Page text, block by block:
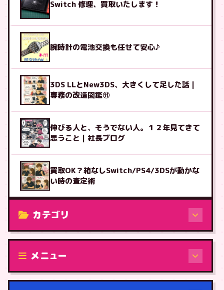
Switch 修理、買取いたします！
腕時計の電池交換も任せて安心♪
3DS LLとNew3DS、大きくして足した話｜
専務の改造図鑑⑪
伸びる人と、そうでない人。１２年見てきて
思うこと｜社長ブログ
買取OK？箱なしSwitch/PS4/3DSが動かな
い時の査定術
カテゴリ
修理（機種から）
メニュー